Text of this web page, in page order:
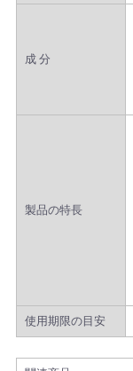
成 分
製品の特長
使用期限の目安